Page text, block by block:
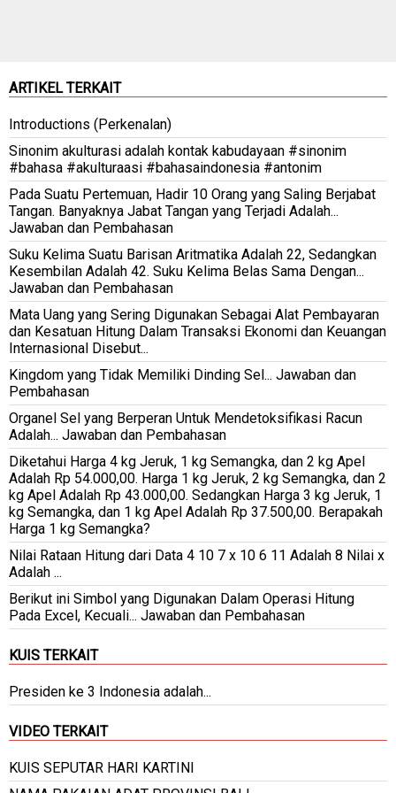
ARTIKEL TERKAIT
Introductions (Perkenalan)
Sinonim akulturasi adalah kontak kabudayaan #sinonim
#bahasa #akulturaasi #bahasaindonesia #antonim
Pada Suatu Pertemuan, Hadir 10 Orang yang Saling Berjabat
Tangan. Banyaknya Jabat Tangan yang Terjadi Adalah...
Jawaban dan Pembahasan
Suku Kelima Suatu Barisan Aritmatika Adalah 22, Sedangkan
Kesembilan Adalah 42. Suku Kelima Belas Sama Dengan...
Jawaban dan Pembahasan
Mata Uang yang Sering Digunakan Sebagai Alat Pembayaran
dan Kesatuan Hitung Dalam Transaksi Ekonomi dan Keuangan
Internasional Disebut...
Kingdom yang Tidak Memiliki Dinding Sel... Jawaban dan
Pembahasan
Organel Sel yang Berperan Untuk Mendetoksifikasi Racun
Adalah... Jawaban dan Pembahasan
Diketahui Harga 4 kg Jeruk, 1 kg Semangka, dan 2 kg Apel
Adalah Rp 54.000,00. Harga 1 kg Jeruk, 2 kg Semangka, dan 2
kg Apel Adalah Rp 43.000,00. Sedangkan Harga 3 kg Jeruk, 1
kg Semangka, dan 1 kg Apel Adalah Rp 37.500,00. Berapakah
Harga 1 kg Semangka?
Nilai Rataan Hitung dari Data 4 10 7 x 10 6 11 Adalah 8 Nilai x
Adalah ...
Berikut ini Simbol yang Digunakan Dalam Operasi Hitung
Pada Excel, Kecuali... Jawaban dan Pembahasan
KUIS TERKAIT
Presiden ke 3 Indonesia adalah...
VIDEO TERKAIT
KUIS SEPUTAR HARI KARTINI